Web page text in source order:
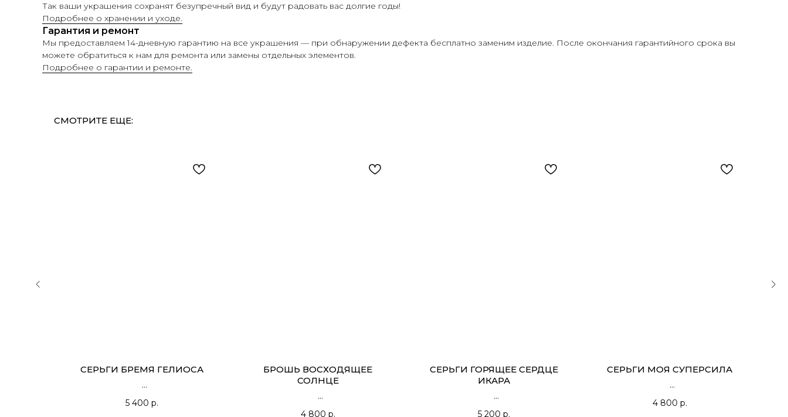
Так ваши украшения сохранят безупречный вид и будут радовать вас долгие годы!
Подробнее о хранении и уходе.
Гарантия и ремонт
Мы предоставляем 14-дневную гарантию на все украшения — при обнаружении дефекта бесплатно заменим изделие. После окончания гарантийного срока вы
можете обратиться к нам для ремонта или замены отдельных элементов.
Подробнее о гарантии и ремонте.
СМОТРИТЕ ЕЩЕ:
СЕРЬГИ БРЕМЯ ГЕЛИОСА
5 400 р.
БРОШЬ ВОСХОДЯЩЕЕ
СОЛНЦЕ
4 800 р.
СЕРЬГИ ГОРЯЩЕЕ СЕРДЦЕ
ИКАРА
5 200 р.
СЕРЬГИ МОЯ СУПЕРСИЛА
4 800 р.